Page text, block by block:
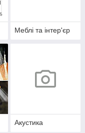
Меблі та інтер'єр
Акустика